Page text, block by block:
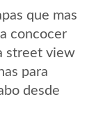
que mas
concocer
street view
para
desde